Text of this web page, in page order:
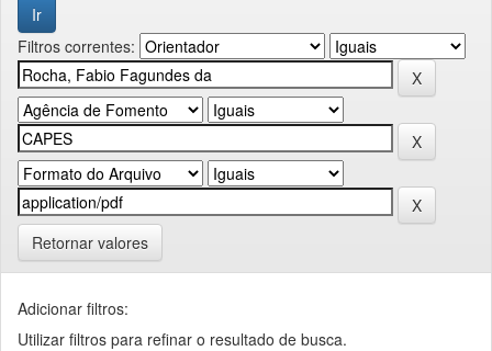
Filtros correntes:
Retornar valores
Adicionar filtros:
Utilizar filtros para refinar o resultado de busca.